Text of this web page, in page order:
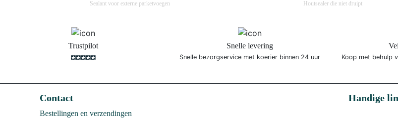
Sealant voor externe parketvoegen Houtsealer die niet druipt
Trustpilot Snelle levering
Snelle bezorgservice met koerier binnen 24 uur Koop met behulp
Contact
Bestellingen en verzendingen
Handige